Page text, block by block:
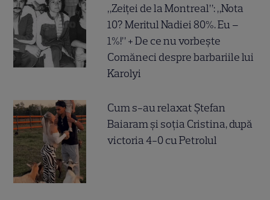
„Zeiței de la Montreal”: „Nota
10? Meritul Nadiei 80%. Eu –
1%!” + De ce nu vorbește
Comăneci despre barbariile lui
Karolyi
Cum s-au relaxat Ștefan
Baiaram și soția Cristina, după
victoria 4-0 cu Petrolul